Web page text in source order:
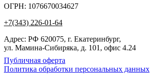
ОГРН: 1076670034627
+7(343) 226-01-64
Адрес: РФ 620075, г. Екатеринбург,
ул. Мамина-Сибиряка, д. 101, офис 4.24
Публичная оферта
Политика обработки персональных данных